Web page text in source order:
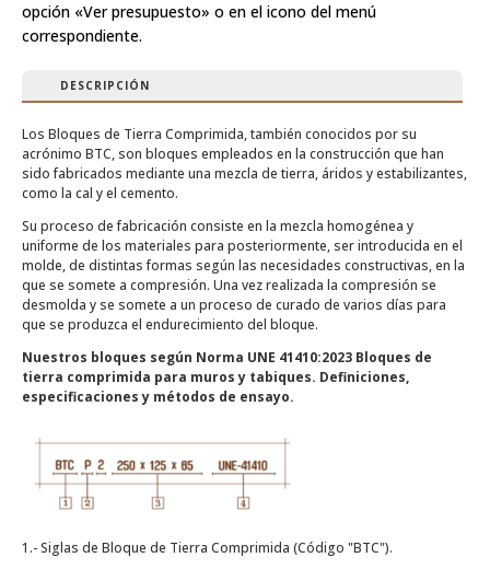
opción «Ver presupuesto» o en el icono del menú
correspondiente.
DESCRIPCIÓN
Los Bloques de Tierra Comprimida, también conocidos por su
acrónimo BTC, son bloques empleados en la construcción que han
sido fabricados mediante una mezcla de tierra, áridos y estabilizantes,
como la cal y el cemento.
Su proceso de fabricación consiste en la mezcla homogénea y
uniforme de los materiales para posteriormente, ser introducida en el
molde, de distintas formas según las necesidades constructivas, en la
que se somete a compresión. Una vez realizada la compresión se
desmolda y se somete a un proceso de curado de varios días para
que se produzca el endurecimiento del bloque.
Nuestros bloques según Norma UNE 41410:2023 Bloques de
tierra comprimida para muros y tabiques. Definiciones,
especificaciones y métodos de ensayo.
1.- Siglas de Bloque de Tierra Comprimida (Código "BTC").